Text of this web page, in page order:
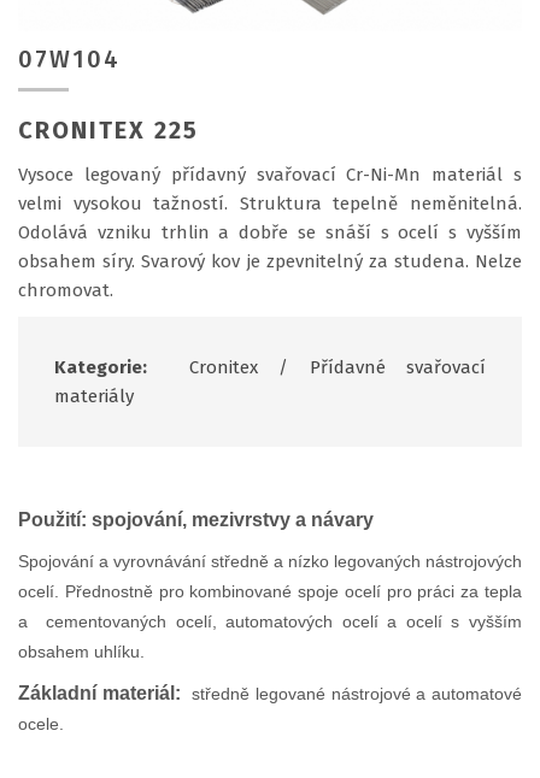
07W104
CRONITEX 225
Vysoce legovaný přídavný svařovací Cr-Ni-Mn materiál s
velmi vysokou tažností. Struktura tepelně neměnitelná.
Odolává vzniku trhlin a dobře se snáší s ocelí s vyšším
obsahem síry. Svarový kov je zpevnitelný za studena. Nelze
chromovat.
Kategorie: Cronitex/
Přídavné svařovací
materiály
Použití: spojování, mezivrstvy a návary
Spojování a vyrovnávání středně a nízko legovaných nástrojových
ocelí. Přednostně pro kombinované spoje ocelí pro práci za tepla
a cementovaných ocelí, automatových ocelí a ocelí s vyšším
obsahem uhlíku.
Základní materiál:středně legované nástrojové a automatové
ocele.